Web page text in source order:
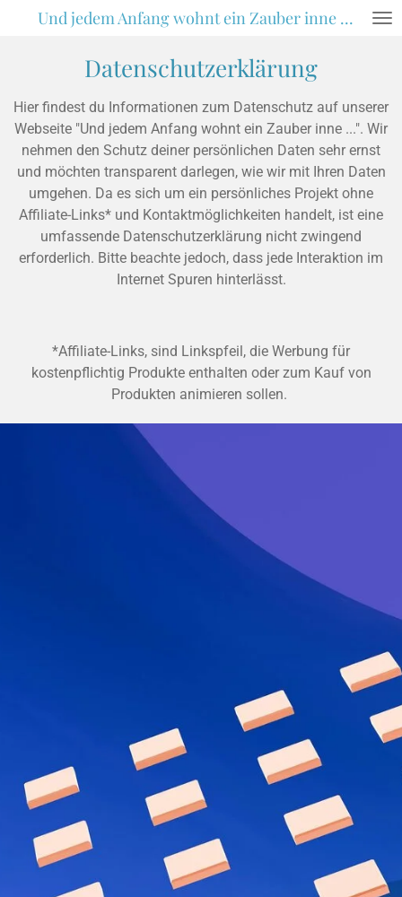
ZumUnd jedem Anfang wohnt ein Zauber inne ...
Datenschutzerklärung
Hier findest du Informationen zum Datenschutz auf unserer
Webseite "Und jedem Anfang wohnt ein Zauber inne ...". Wir
nehmen den Schutz deiner persönlichen Daten sehr ernst
und möchten transparent darlegen, wie wir mit Ihren Daten
umgehen. Da es sich um ein persönliches Projekt ohne
Affiliate-Links* und Kontaktmöglichkeiten handelt, ist eine
umfassende Datenschutzerklärung nicht zwingend
erforderlich. Bitte beachte jedoch, dass jede Interaktion im
Internet Spuren hinterlässt.
*Affiliate-Links, sind Linkspfeil, die Werbung für
kostenpflichtig Produkte enthalten oder zum Kauf von
Produkten animieren sollen.